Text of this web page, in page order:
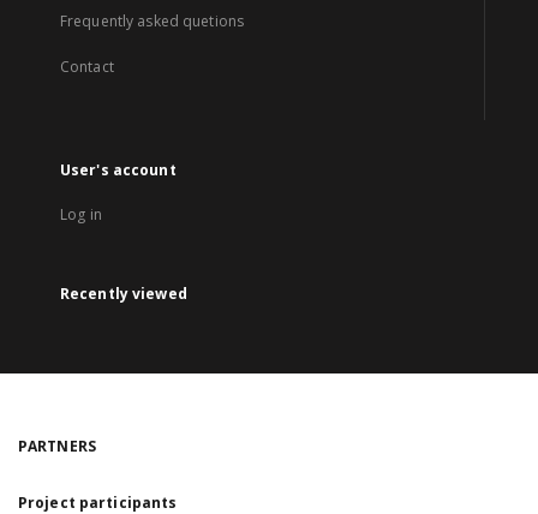
Frequently asked quetions
Contact
User's account
Log in
Recently viewed
PARTNERS
Project participants